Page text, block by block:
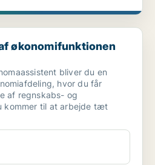
hos Samson...
økonomifunktionen
bliver du en
hvor du får
af regnskabs- og
kommer til at arbejde tæt